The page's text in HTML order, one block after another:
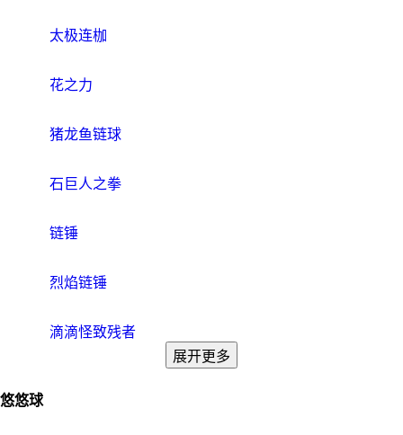
太极连枷
花之力
猪龙鱼链球
石巨人之拳
链锤
烈焰链锤
滴滴怪致残者
展开更多
悠悠球